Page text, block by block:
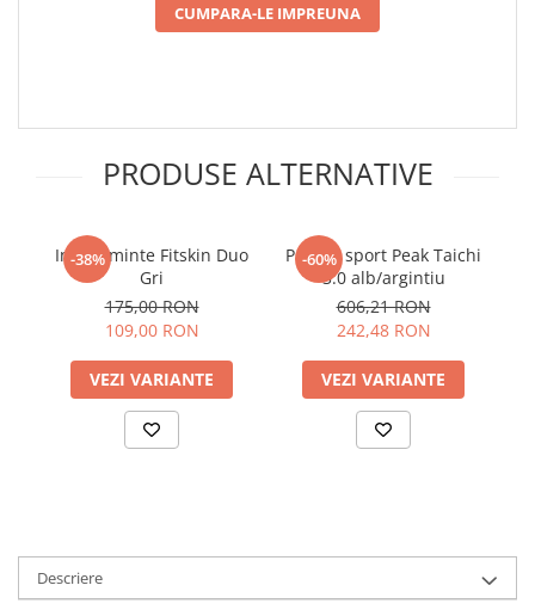
CUMPARA-LE IMPREUNA
PRODUSE ALTERNATIVE
-38%
Incaltaminte Fitskin Duo
Gri
175,00 RON
109,00 RON
VEZI VARIANTE
-60%
Pantofi sport Peak Taichi
3.0 alb/argintiu
606,21 RON
242,48 RON
VEZI VARIANTE
Descriere